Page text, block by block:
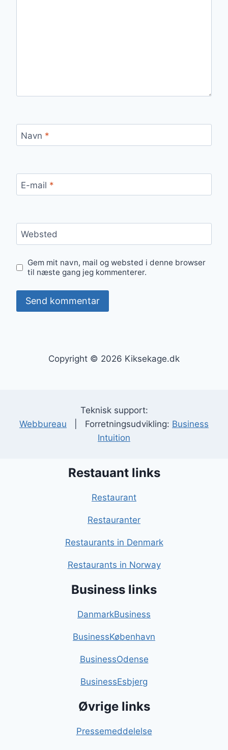
Navn *
E-mail *
Websted
Gem mit navn, mail og websted i denne browser
til næste gang jeg kommenterer.
Copyright © 2026 Kiksekage.dk
Teknisk support:
Webbureau | Forretningsudvikling: Business
Intuition
Restauant links
Restaurant
Restauranter
Restaurants in Denmark
Restaurants in Norway
Business links
DanmarkBusiness
BusinessKøbenhavn
BusinessOdense
BusinessEsbjerg
Øvrige links
Pressemeddelelse